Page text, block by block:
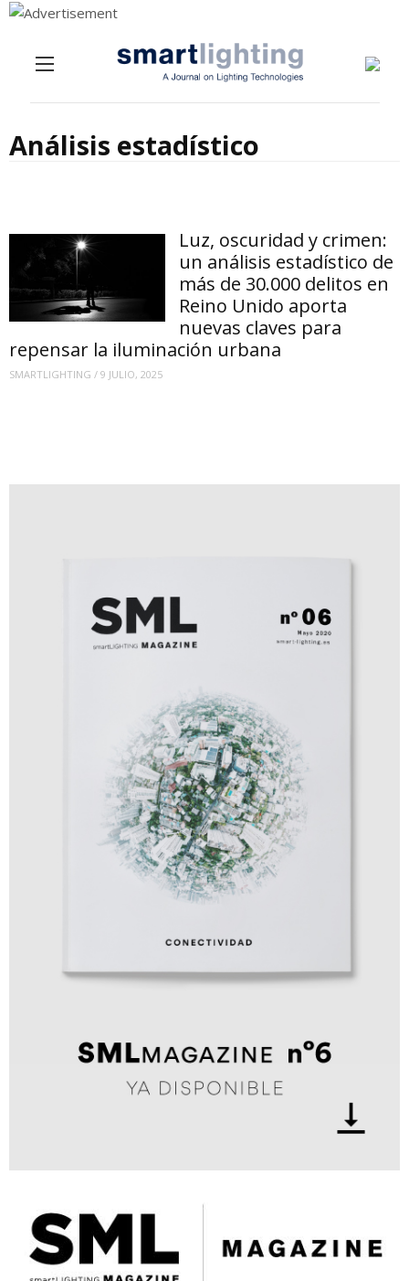
Análisis estadístico
Luz, oscuridad y crimen:
un análisis estadístico de
más de 30.000 delitos en
Reino Unido aporta
nuevas claves para
repensar la iluminación urbana
SMARTLIGHTING / 9 JULIO, 2025